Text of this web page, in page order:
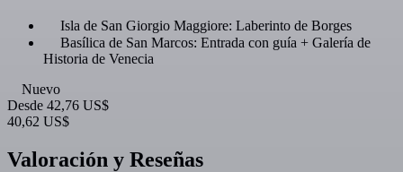
Isla de San Giorgio Maggiore: Laberinto de Borges
Basílica de San Marcos: Entrada con guía + Galería de
Historia de Venecia
Nuevo
Desde 42,76 US$
40,62 US$
Valoración y Reseñas